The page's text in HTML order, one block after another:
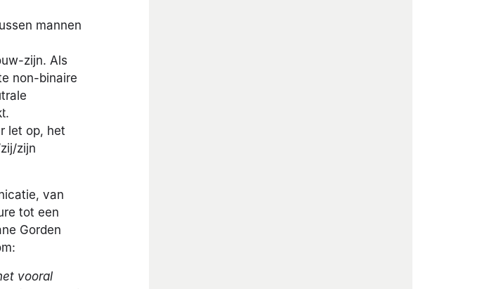
mannen
zijn. Als
non-binaire
let op, het
zijn
van
tot een
Gorden
vooral